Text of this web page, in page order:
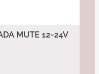
MUTE 12-24V